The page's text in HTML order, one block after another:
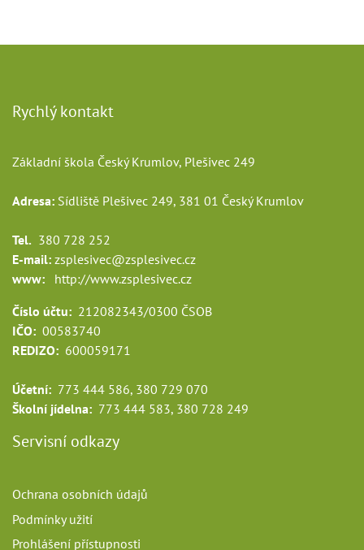
Rychlý kontakt
Základní škola Český Krumlov, Plešivec 249
Adresa: Sídliště Plešivec 249, 381 01 Český Krumlov
Tel. 380 728 252
E-mail: zsplesivec@zsplesivec.cz
www: http://www.zsplesivec.cz
Číslo účtu: 212082343/0300 ČSOB
IČO: 00583740
REDIZO: 600059171
Účetní: 773 444 586, 380 729 070
Školní jídelna: 773 444 583, 380 728 249
Servisní odkazy
Ochrana osobních údajů
Podmínky užití
Prohlášení přístupnosti